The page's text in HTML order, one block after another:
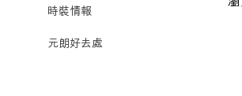
時裝情報
元朗好去處